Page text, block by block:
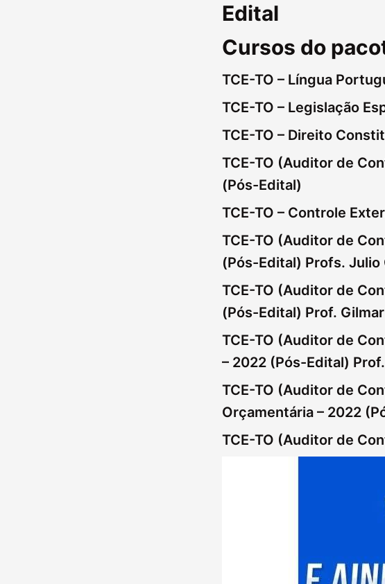
Edital
Cursos do
TCE-TO – Língua
TCE-TO – Legislação
TCE-TO – Direito
TCE-TO (Auditor de
(Pós-Edital)
TCE-TO – Controle
TCE-TO (Auditor de
(Pós-Edital) Profs. Julio
TCE-TO (Auditor de
(Pós-Edital) Prof.
TCE-TO (Auditor de
– 2022 (Pós-Edital)
TCE-TO (Auditor de
Orçamentária – 2022
TCE-TO (Auditor de